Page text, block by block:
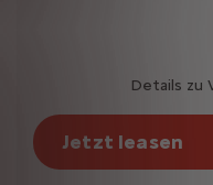
Details zu
Jetzt leasen